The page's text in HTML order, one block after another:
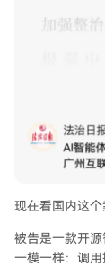
现在看国内这个
被告是一款开
一模一样：调